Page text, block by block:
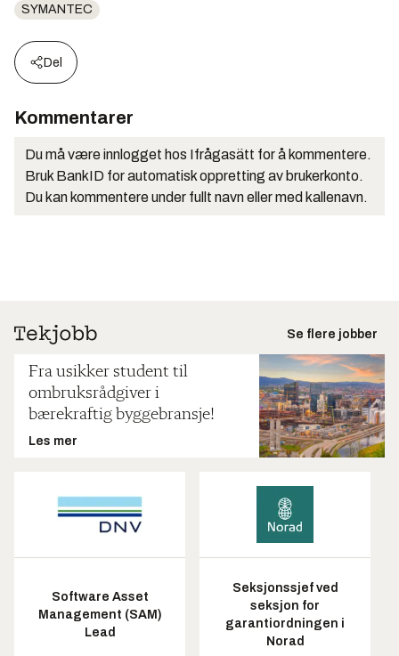
SYMANTEC
Del
Kommentarer
Du må være innlogget hos Ifrågasätt for å kommentere.
Bruk BankID for automatisk oppretting av brukerkonto.
Du kan kommentere under fullt navn eller med kallenavn.
Se flere jobber
Fra usikker student til
ombruksrådgiver i
bærekraftig byggebransje!
Les mer
Software Asset
Management (SAM)
Lead
Seksjonssjef ved
seksjon for
garantiordningen i
Norad